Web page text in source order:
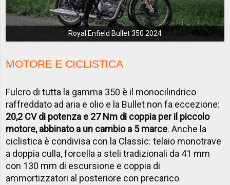
Royal Enfield Bullet 350 2024
MOTORE E CICLISTICA
Fulcro di tutta la gamma 350 è il monocilindrico
raffreddato ad aria e olio e la Bullet non fa eccezione:
20,2 CV di potenza e 27 Nm di coppia per il piccolo
motore, abbinato a un cambio a 5 marce. Anche la
ciclistica è condivisa con la Classic: telaio monotrave
a doppia culla, forcella a steli tradizionali da 41 mm
con 130 mm di escursione e coppia di
ammortizzatori al posteriore con precarico